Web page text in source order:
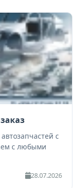
с
с любыми
28.07.2026